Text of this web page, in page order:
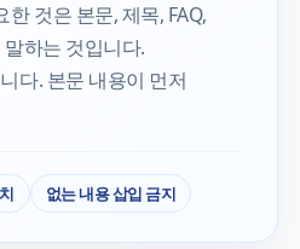
것은 본문, 제목, FAQ,
하는 것입니다.
다. 본문 내용이 먼저
없는 내용 삽입 금지